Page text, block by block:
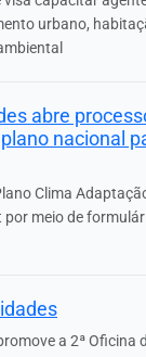
urbano,
abre
nacional
Clima
por meio de
a 2ª Oficina